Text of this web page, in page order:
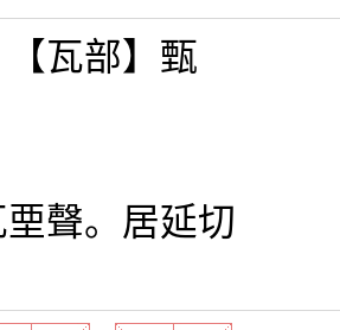
瓦部】 甄
聲。居延切